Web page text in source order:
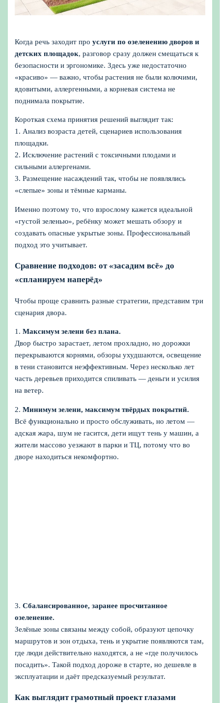
Когда речь заходит проуслуги по озеленению дворов и
детских площадок, разговор сразу должен смещаться к
безопасности и эргономике. Здесь уже недостаточно
«красиво» — важно, чтобы растения не были колючими,
ядовитыми, аллергенными, а корневая система не
поднимала покрытие.
Короткая схема принятия решений выглядит так:
1. Анализ возраста детей, сценариев использования
площадки.
2. Исключение растений с токсичными плодами и
сильными аллергенами.
3. Размещение насаждений так, чтобы не появлялись
«слепые» зоны и тёмные карманы.
Именно поэтому то, что взрослому кажется идеальной
«густой зеленью», ребёнку может мешать обзору и
создавать опасные укрытые зоны. Профессиональный
подход это учитывает.
Сравнение подходов: от «засадим всё» до
«спланируем наперёд»
Чтобы проще сравнить разные стратегии, представим три
сценария двора.
1.Максимум зелени без плана.
Двор быстро зарастает, летом прохладно, но дорожки
перекрываются корнями, обзоры ухудшаются, освещение
в тени становится неэффективным. Через несколько лет
часть деревьев приходится спиливать — деньги и усилия
на ветер.
2.Минимум зелени, максимум твёрдых покрытий.
Всё функционально и просто обслуживать, но летом —
адская жара, шум не гасится, дети ищут тень у машин, а
жители массово уезжают в парки и ТЦ, потому что во
дворе находиться некомфортно.
3.Сбалансированное, заранее просчитанное
озеленение.
Зелёные зоны связаны между собой, образуют цепочку
маршрутов и зон отдыха, тень и укрытие появляются там,
где люди действительно находятся, а не «где получилось
посадить». Такой подход дороже в старте, но дешевле в
эксплуатации и даёт предсказуемый результат.
Как выглядит грамотный проект глазами